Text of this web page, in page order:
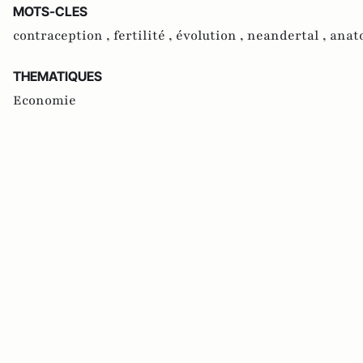
MOTS-CLES
contraception , fertilité , évolution , neandertal ,
THEMATIQUES
Economie